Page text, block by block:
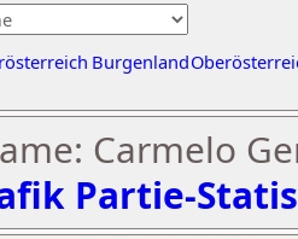
Burgenland
Carmelo
Partie-